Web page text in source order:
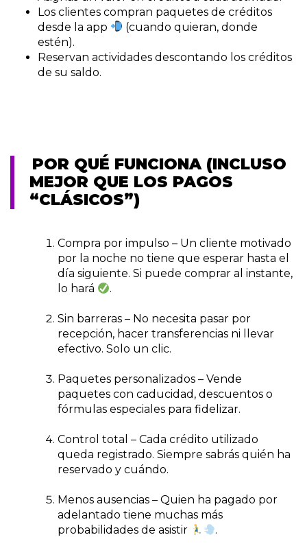
Los clientes compran paquetes de créditos
desde la app
(cuando quieran, donde
estén).
Reservan actividades descontando los créditos
de su saldo.
POR QUÉ FUNCIONA (INCLUSO
MEJOR QUE LOS PAGOS
“CLÁSICOS”)
Compra por impulso – Un cliente motivado
por la noche no tiene que esperar hasta el
día siguiente. Si puede comprar al instante,
lo hará
.
Sin barreras– No necesita pasar por
recepción, hacer transferencias ni llevar
efectivo. Solo un clic.
Paquetes personalizados– Vende
paquetes con caducidad, descuentos o
fórmulas especiales para fidelizar.
Control total – Cada crédito utilizado
queda registrado. Siempre sabrás quién ha
reservado y cuándo.
Menos ausencias– Quien ha pagado por
adelantado tiene muchas más
probabilidades de asistir
.